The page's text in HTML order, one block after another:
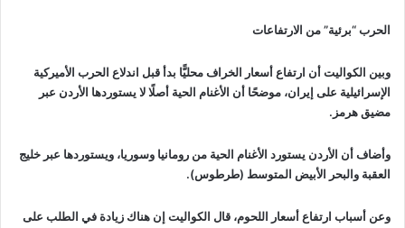
الحرب “برئية” من الارتفاعات
وبين الكواليت أن ارتفاع أسعار الخراف محليًّا بدأ قبل اندلاع الحرب الأميركية
الإسرائيلية على إيران، موضحًا أن الأغنام الحية أصلًا لا يستوردها الأردن عبر
مضيق هرمز.
وأضاف أن الأردن يستورد الأغنام الحية من رومانيا وسوريا، ويستوردها عبر خليج
العقبة والبحر الأبيض المتوسط (طرطوس).
وعن أسباب ارتفاع أسعار اللحوم، قال الكواليت إن هناك زيادة في الطلب على